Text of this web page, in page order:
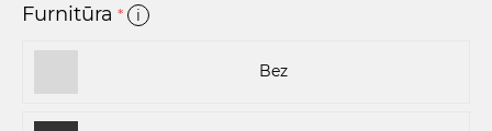
Furnitūra * i
Bez